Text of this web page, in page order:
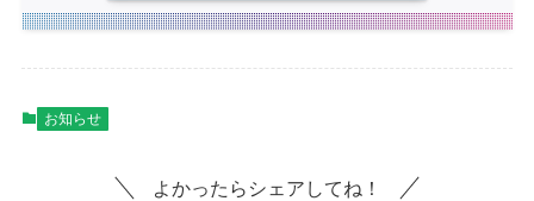
お知らせ
よかったらシェアしてね！